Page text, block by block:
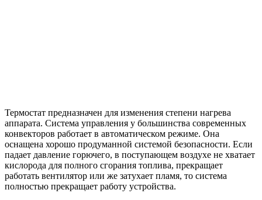
Термостат предназначен для изменения степени нагрева
аппарата. Система управления у большинства современных
конвекторов работает в автоматическом режиме. Она
оснащена хорошо продуманной системой безопасности. Если
падает давление горючего, в поступающем воздухе не хватает
кислорода для полного сгорания топлива, прекращает
работать вентилятор или же затухает пламя, то система
полностью прекращает работу устройства.